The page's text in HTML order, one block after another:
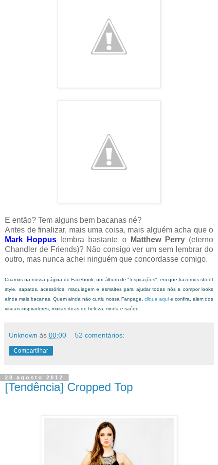
E então? Tem alguns bem bacanas né?
Antes de finalizar, mais uma coisa, mais alguém acha que o
Mark Hoppus lembra bastante o Matthew Perry(eterno
Chandler de Friends)? Não consigo ver um sem lembrar do
outro, mas nunca achei ninguém que concordasse comigo.
Criamos na nossa página do Facebook, um álbum de "Inspirações", em que trazemos street
style, sapatos, acessórios, maquiagem e esmaltes para ajudar todas nós a compor looks
ainda mais bacanas. Quem ainda não curtiu nossa Fanpage, clique aqui e confira, além dos
visuais inspiradores, muitas dicas de beleza, moda e saúde.
Unknown às 00:00 52 comentários:
Compartilhar
28 agosto 2012
[Tendência] Cropped Top